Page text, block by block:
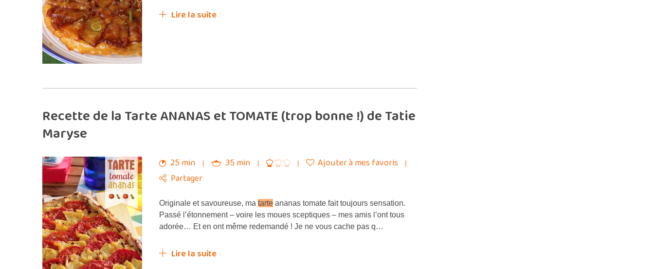
Lire la suite
Recette de la Tarte ANANAS et TOMATE (trop bonne !) de Tatie
Maryse
25 min 35 min
Ajouter à mes favoris
Partager
Originale et savoureuse, ma tarte ananas tomate fait toujours sensation.
Passé l’étonnement – voire les moues sceptiques – mes amis l’ont tous
adorée… Et en ont même redemandé ! Je ne vous cache pas q…
Lire la suite